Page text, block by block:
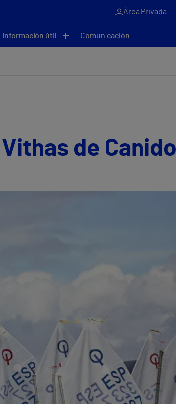
Área Privada
Información útil Comunicación
de Canido